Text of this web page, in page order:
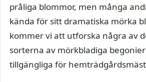
pråliga blommor, men många
kända för sitt dramatiska mörka
kommer vi att utforska några av
sorterna av mörkbladiga
tillgängliga för